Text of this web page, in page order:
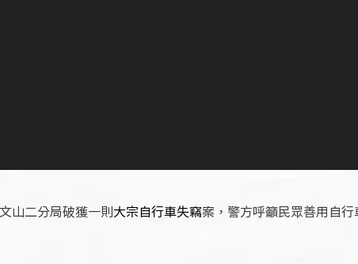
山二分局破獲一則大宗自行車失竊案，警方呼籲民眾善用自